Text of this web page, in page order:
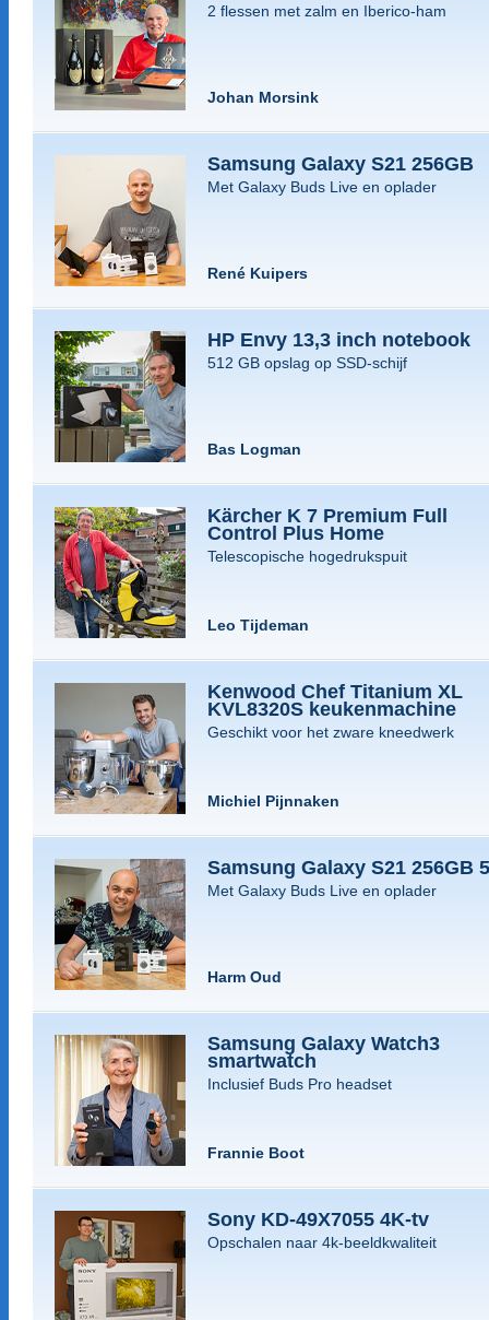
2 flessen met zalm en Iberico-ham
Johan Morsink
Samsung Galaxy S21 256GB
Met Galaxy Buds Live en oplader
René Kuipers
HP Envy 13,3 inch notebook
512 GB opslag op SSD-schijf
Bas Logman
Kärcher K 7 Premium Full
Control Plus Home
Telescopische hogedrukspuit
Leo Tijdeman
Kenwood Chef Titanium XL
KVL8320S keukenmachine
Geschikt voor het zware kneedwerk
Michiel Pijnnaken
Samsung Galaxy S21 256GB
Met Galaxy Buds Live en oplader
Harm Oud
Samsung Galaxy Watch3
smartwatch
Inclusief Buds Pro headset
Frannie Boot
Sony KD-49X7055 4K-tv
Opschalen naar 4k-beeldkwaliteit